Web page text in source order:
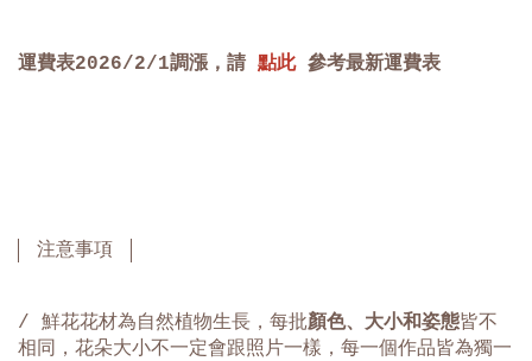
運費表2026/2/1調漲，請 點此 參考最新運費表
注意事項
/ 鮮花花材為自然植物生長，每批顏色、大小和姿態皆不
相同，花朵大小不一定會跟照片一樣，每一個作品皆為獨一